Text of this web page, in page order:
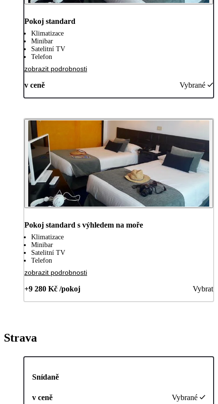
Pokoj standard
Klimatizace
Minibar
Satelitní TV
Telefon
zobrazit podrobnosti
v ceně Vybrané
Pokoj standard s výhledem na moře
Klimatizace
Minibar
Satelitní TV
Telefon
zobrazit podrobnosti
+9 280 Kč /pokoj Vybrat
Strava
Snídaně
v ceně Vybrané